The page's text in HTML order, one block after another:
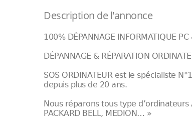
Description de l'annonce
100% DÉPANNAGE INFORMATIQUE
DÉPANNAGE & RÉPARATION
SOS ORDINATEUR est le spécialiste
depuis plus de 20 ans.
Nous réparons tous type d’ordinateurs
PACKARD BELL, MEDION… »